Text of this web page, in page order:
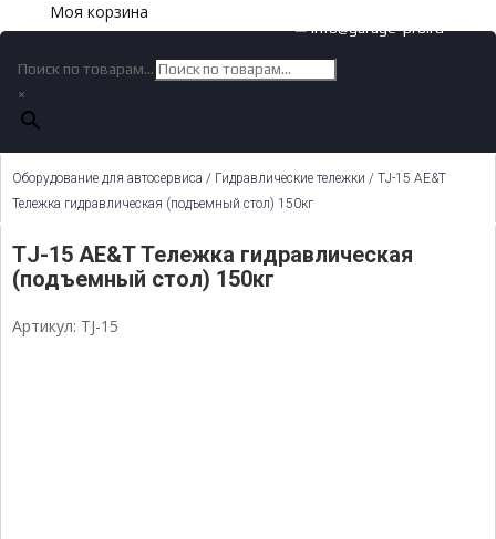
Моя корзина
✉ info@garage-pro.ru
Поиск по товарам...
×
Оборудование для автосервиса / Гидравлические тележки / ТJ-15 AE&T
Тележка гидравлическая (подъемный стол) 150кг
ТJ-15 AE&T Тележка гидравлическая
(подъемный стол) 150кг
Артикул: TJ-15